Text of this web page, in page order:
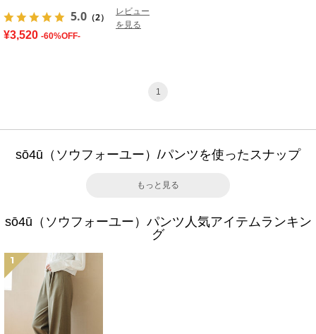
5.0 （2）
レビュー
を見る
¥3,520 -60%OFF-
1
sō4ū（ソウフォーユー）/パンツを使ったスナップ
もっと見る
sō4ū（ソウフォーユー）パンツ人気アイテムランキン
グ
1